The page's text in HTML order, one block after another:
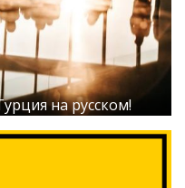
на русском!